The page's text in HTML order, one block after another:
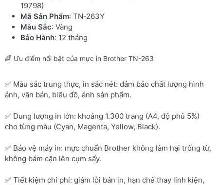
19798)
Mã Sản Phẩm: TN-263Y
Màu Sắc: Vàng
Bảo Hành: 12 tháng
🌈 Ưu điểm nổi bật của mực in Brother TN-263
✅ Màu sắc trung thực, in sắc nét: đảm bảo chất lượng hình
ảnh, văn bản, biểu đồ, ảnh sản phẩm.
✅ Dung lượng in lớn: khoảng 1.300 trang (A4, độ phủ 5%)
cho từng màu (Cyan, Magenta, Yellow, Black).
✅ Bảo vệ máy in: mực chuẩn Brother không làm hại trống từ,
không bám cặn lên cụm sấy.
✅ Tiết kiệm chi phí: giảm lỗi bản in, hạn chế thay linh kiện,